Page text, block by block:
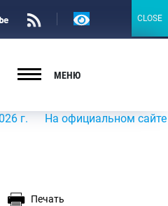
Версия
МЕНЮ
На официальном сайте
Печать
CLOSE
CLOSE